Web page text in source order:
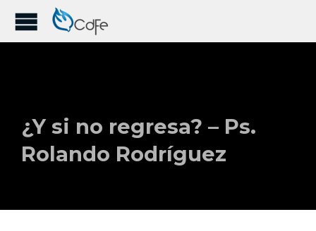
¿Y si no regresa? – Ps.
Rolando Rodríguez